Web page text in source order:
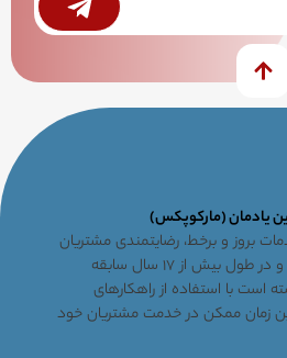
یادمان (مارکوپکس)
بروز و برخط، رضایتمندی مشتریان
خود را اولویت اول قرارداده و در طول بیش از ۱۷ سال سابقه
است با استفاده از راهکارهای
زمان ممکن در خدمت مشتریان خود